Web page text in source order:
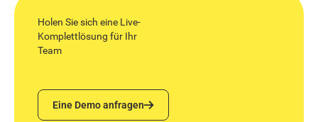
Holen Sie sich eine Live-
Komplettlösung für Ihr
Team
Eine Demo anfragen
Eine Demo anfragen